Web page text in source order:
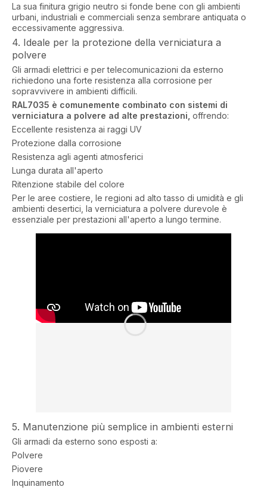
La sua finitura grigio neutro si fonde bene con gli ambienti
urbani, industriali e commerciali senza sembrare antiquata o
eccessivamente aggressiva.
4. Ideale per la protezione della verniciatura a
polvere
Gli armadi elettrici e per telecomunicazioni da esterno
richiedono una forte resistenza alla corrosione per
sopravvivere in ambienti difficili.
RAL7035 è comunemente combinato con sistemi di
verniciatura a polvere ad alte prestazioni, offrendo:
Eccellente resistenza ai raggi UV
Protezione dalla corrosione
Resistenza agli agenti atmosferici
Lunga durata all'aperto
Ritenzione stabile del colore
Per le aree costiere, le regioni ad alto tasso di umidità e gli
ambienti desertici, la verniciatura a polvere durevole è
essenziale per prestazioni all'aperto a lungo termine.
5. Manutenzione più semplice in ambienti esterni
Gli armadi da esterno sono esposti a:
Polvere
Piovere
Inquinamento